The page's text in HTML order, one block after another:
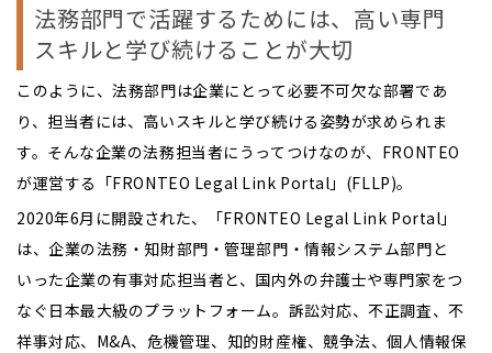
法務部門で活躍するためには、高い専門
スキルと学び続けることが大切
このように、法務部門は企業にとって必要不可欠な部署であ
り、担当者には、高いスキルと学び続ける姿勢が求められま
す。そんな企業の法務担当者にうってつけなのが、FRONTEO
が運営する「FRONTEO Legal Link Portal」(FLLP)。
2020年6月に開設された、「FRONTEO Legal Link Portal」
は、企業の法務・知財部門・管理部門・情報システム部門と
いった企業の有事対応担当者と、国内外の弁護士や専門家をつ
なぐ日本最大級のプラットフォーム。訴訟対応、不正調査、不
祥事対応、M&A、危機管理、知的財産権、競争法、個人情報保